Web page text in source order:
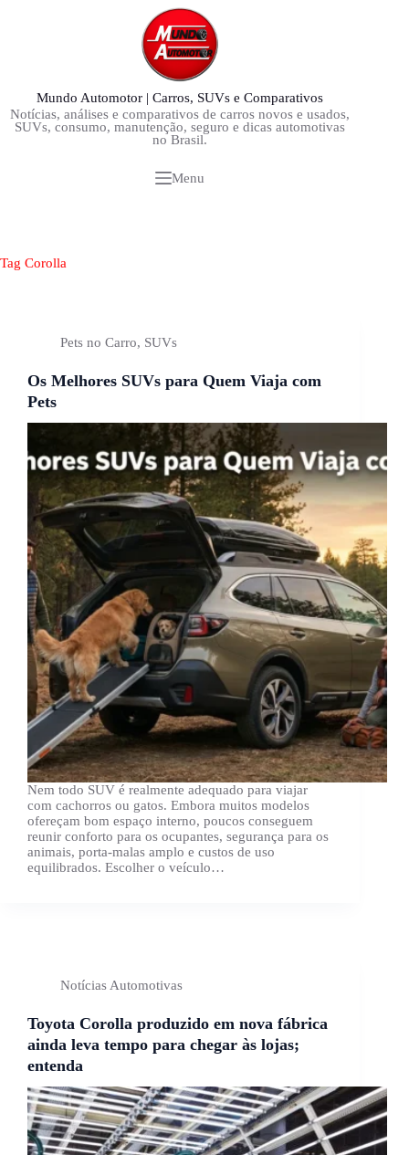
Mundo Automotor | Carros, SUVs e Comparativos
Notícias, análises e comparativos de carros novos e usados,
SUVs, consumo, manutenção, seguro e dicas automotivas
no Brasil.
Menu
Tag Corolla
Pets no Carro, SUVs
Os Melhores SUVs para Quem Viaja com
Pets
Nem todo SUV é realmente adequado para viajar
com cachorros ou gatos. Embora muitos modelos
ofereçam bom espaço interno, poucos conseguem
reunir conforto para os ocupantes, segurança para os
animais, porta-malas amplo e custos de uso
equilibrados. Escolher o veículo…
Notícias Automotivas
Toyota Corolla produzido em nova fábrica
ainda leva tempo para chegar às lojas;
entenda